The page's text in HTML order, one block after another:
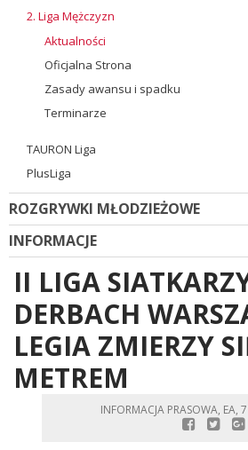
2. Liga Mężczyzn
Aktualności
Oficjalna Strona
Zasady awansu i spadku
Terminarze
TAURON Liga
PlusLiga
ROZGRYWKI MŁODZIEŻOWE
INFORMACJE
II LIGA
DERBACH
LEGIA ZMIERZY
METREM
INFORMACJA PRASOWA, EA,